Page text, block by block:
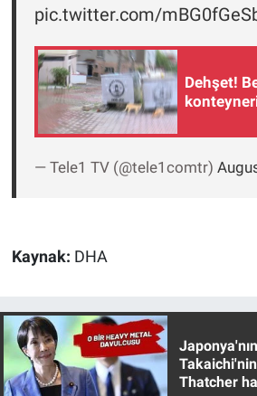
pic.twitter.com/
Dehşet!
— Tele1 TV (@tele1comtr)
Kaynak: DHA
Thatcher
Programlar
Sağlık
Spor
Teknoloji
Türkiye'nin Gündemi
Yerel Yaşam
Canlı Yayın